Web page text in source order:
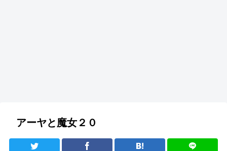
アーヤと魔女２０